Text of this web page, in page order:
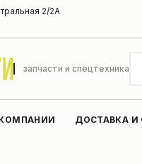
2/2А
запчасти и спецтехника
ДОСТАВКА И